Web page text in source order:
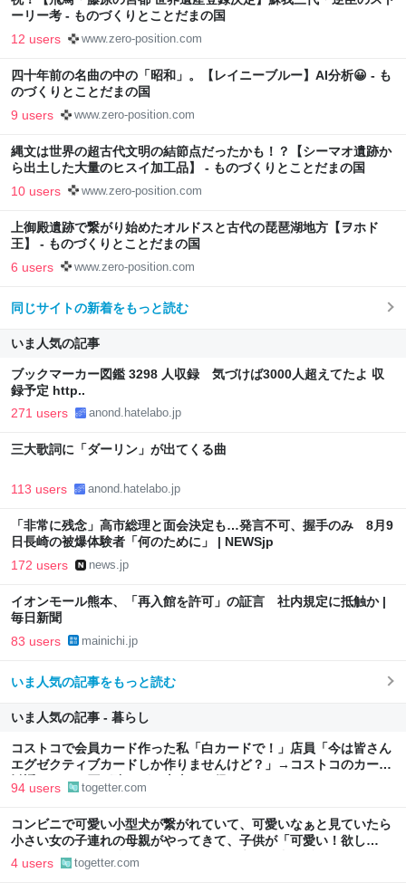
ーリー考 - ものづくりとことだまの国
12 users www.zero-position.com
四十年前の名曲の中の「昭和」。【レイニーブルー】AI分析😀 - も
のづくりとことだまの国
9 users www.zero-position.com
縄文は世界の超古代文明の結節点だったかも！？【シーマオ遺跡か
ら出土した大量のヒスイ加工品】 - ものづくりとことだまの国
10 users www.zero-position.com
上御殿遺跡で繋がり始めたオルドスと古代の琵琶湖地方【ヲホド
王】 - ものづくりとことだまの国
6 users www.zero-position.com
同じサイトの新着をもっと読む
いま人気の記事
ブックマーカー図鑑 3298 人収録 気づけば3000人超えてたよ 収
録予定 http..
271 users anond.hatelabo.jp
三大歌詞に「ダーリン」が出てくる曲
113 users anond.hatelabo.jp
「非常に残念」高市総理と面会決定も…発言不可、握手のみ 8月9
日長崎の被爆体験者「何のために」 | NEWSjp
172 users news.jp
イオンモール熊本、「再入館を許可」の証言 社内規定に抵触か |
毎日新聞
83 users mainichi.jp
いま人気の記事をもっと読む
いま人気の記事 - 暮らし
コストコで会員カード作った私「白カードで！」店員「今は皆さん
エグゼクティブカードしか作りませんけど？」→コストコのカード
勧誘はやたら圧が強いが、本当にお得なの？
94 users togetter.com
コンビニで可愛い小型犬が繋がれていて、可愛いなぁと見ていたら
小さい女の子連れの母親がやってきて、子供が「可愛い！欲し
い！」と言うと「連れて帰ろうか？」と言って犬に近づいて行った
4 users togetter.com